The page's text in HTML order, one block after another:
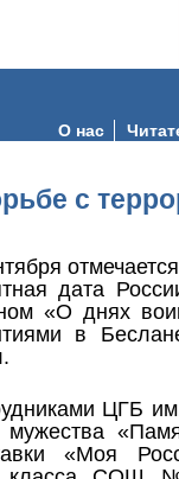
О нас
с
дата
«О днях
в
ЦГБ
мужества
«Моя